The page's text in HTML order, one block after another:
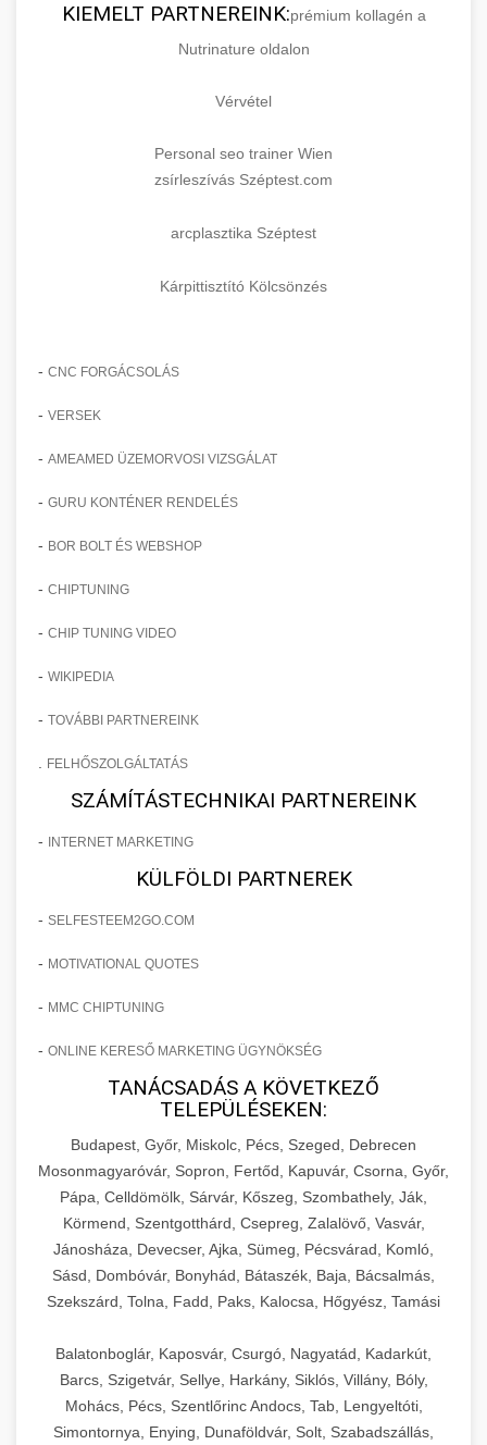
KIEMELT PARTNEREINK:prémium kollagén a
Nutrinature oldalon
Vérvétel
Personal seo trainer Wien
zsírleszívás Széptest.com
arcplasztika Széptest
Kárpittisztító Kölcsönzés
- CNC FORGÁCSOLÁS
- VERSEK
- AMEAMED ÜZEMORVOSI VIZSGÁLAT
- GURU KONTÉNER RENDELÉS
- BOR BOLT ÉS WEBSHOP
- CHIPTUNING
- CHIP TUNING VIDEO
- WIKIPEDIA
- TOVÁBBI PARTNEREINK
FELHŐSZOLGÁLTATÁS
SZÁMÍTÁSTECHNIKAI PARTNEREINK
- INTERNET MARKETING
KÜLFÖLDI PARTNEREK
- SELFESTEEM2GO.COM
- MOTIVATIONAL QUOTES
- MMC CHIPTUNING
- ONLINE KERESŐ MARKETING ÜGYNÖKSÉG
TANÁCSADÁS A KÖVETKEZŐ
TELEPÜLÉSEKEN:
Budapest, Győr, Miskolc, Pécs, Szeged, Debrecen
Mosonmagyaróvár, Sopron, Fertőd, Kapuvár, Csorna, Győr,
Pápa, Celldömölk, Sárvár, Kőszeg, Szombathely, Ják,
Körmend, Szentgotthárd, Csepreg, Zalalövő, Vasvár,
Jánosháza, Devecser, Ajka, Sümeg, Pécsvárad, Komló,
Sásd, Dombóvár, Bonyhád, Bátaszék, Baja, Bácsalmás,
Szekszárd, Tolna, Fadd, Paks, Kalocsa, Hőgyész, Tamási
Balatonboglár, Kaposvár, Csurgó, Nagyatád, Kadarkút,
Barcs, Szigetvár, Sellye, Harkány, Siklós, Villány, Bóly,
Mohács, Pécs, Szentlőrinc Andocs, Tab, Lengyeltóti,
Simontornya, Enying, Dunaföldvár, Solt, Szabadszállás,